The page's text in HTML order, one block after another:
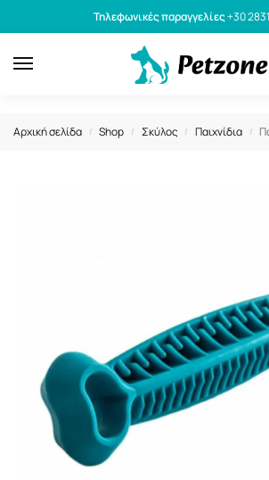
Τηλεφωνικές παραγγελίες+30
Αρχική σελίδα / Shop / Σκύλος / Παιχνίδια /